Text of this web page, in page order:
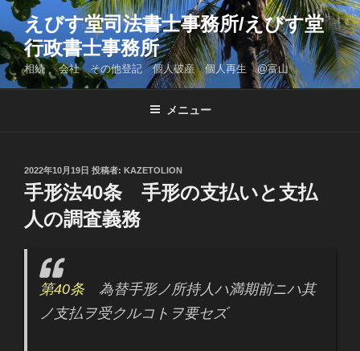
コ
ン
テ
ン
ツ
えびす堂司法書士事務所/えびす堂
行政書士事務所
相続 会社 その他登記 個人破産 個人再生 @富山
メニュー
投
稿
日:
2022年10月19日 投稿者: KAZETOLION
手形法40条 手形の支払いと支払
人の調査義務
第40条為替手形ノ所持人ハ満期前ニハ其
ノ支払ヲ受クルコトヲ要セズ